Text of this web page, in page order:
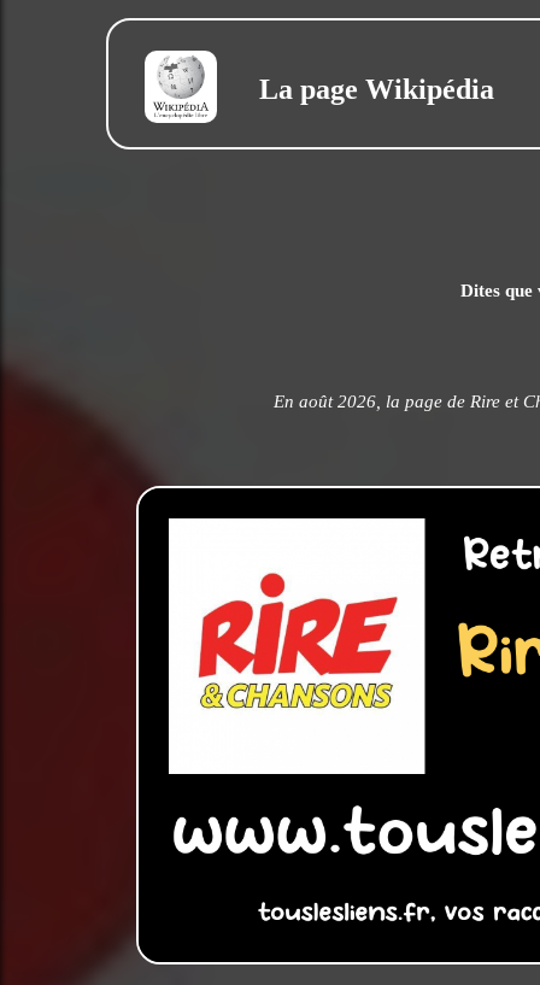
La page Wikipédia
Dites que
En août 2026, la page de Rire et